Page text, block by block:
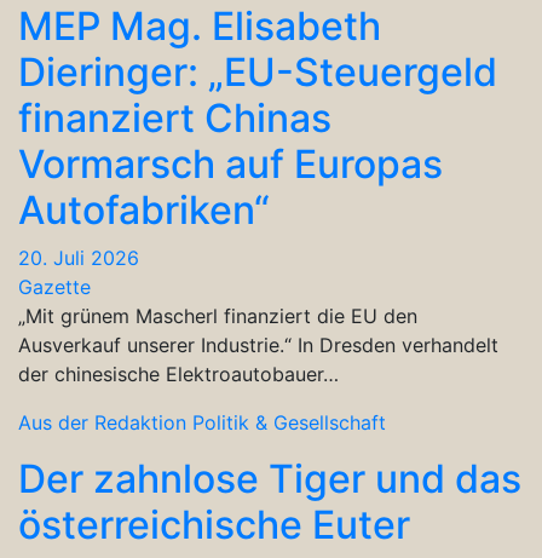
MEP Mag. Elisabeth
Dieringer: „EU-Steuergeld
finanziert Chinas
Vormarsch auf Europas
Autofabriken“
20. Juli 2026
Gazette
„Mit grünem Mascherl finanziert die EU den
Ausverkauf unserer Industrie.“ In Dresden verhandelt
der chinesische Elektroautobauer…
Aus der Redaktion Politik & Gesellschaft
Der zahnlose Tiger und das
österreichische Euter